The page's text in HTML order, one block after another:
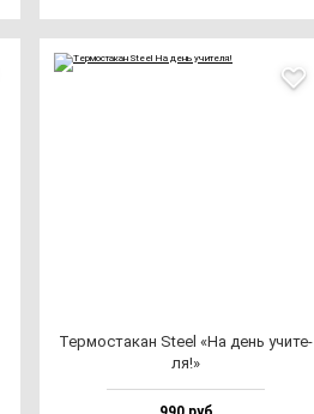
Тер­мос­та­кан Ste­el «На день учи­те­
ля!»